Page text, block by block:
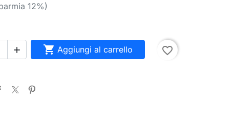
12%)
  Aggiungi al carrello favorite_border